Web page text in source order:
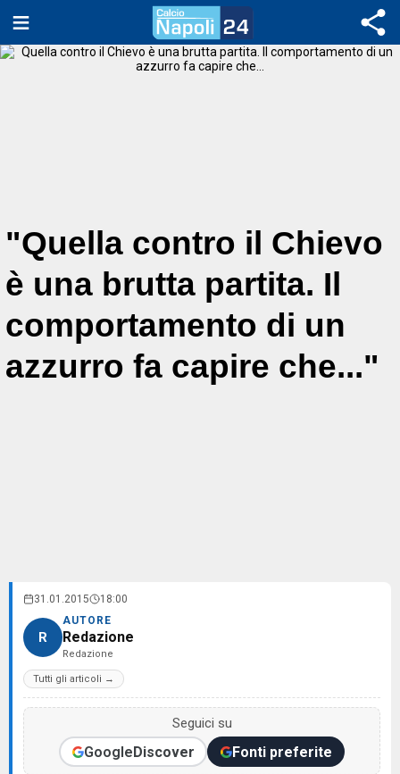
"Quella contro il Chievo
è una brutta partita. Il
comportamento di un
azzurro fa capire che..."
31.01.2015 18:00
R
AUTORE
Redazione
Redazione
Tutti gli articoli →
Seguici su
GoogleDiscover Fonti preferite